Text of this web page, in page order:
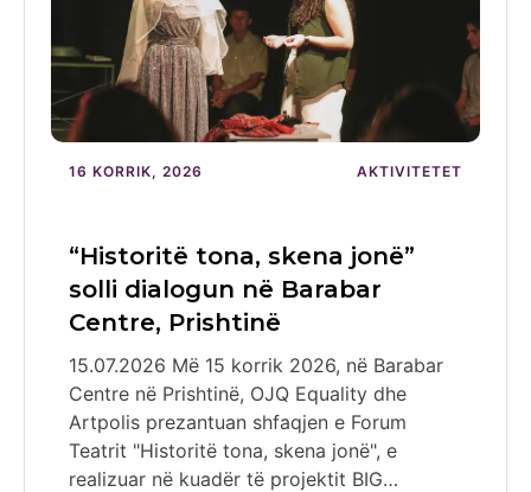
16 KORRIK, 2026 AKTIVITETET
“Historitë tona, skena jonë”
solli dialogun në Barabar
Centre, Prishtinë
15.07.2026 Më 15 korrik 2026, në Barabar
Centre në Prishtinë, OJQ Equality dhe
Artpolis prezantuan shfaqjen e Forum
Teatrit "Historitë tona, skena jonë", e
realizuar në kuadër të projektit BIG…